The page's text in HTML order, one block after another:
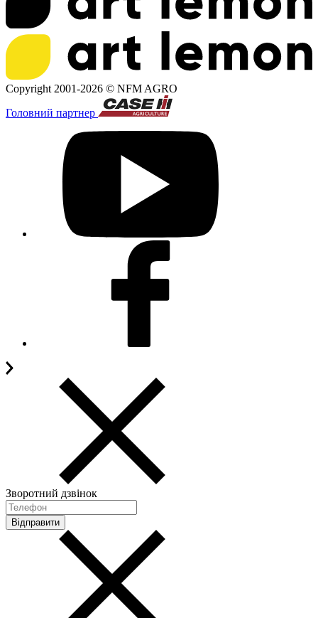
Copyright 2001-2026 © NFM AGRO
Головний партнер
Зворотний дзвінок